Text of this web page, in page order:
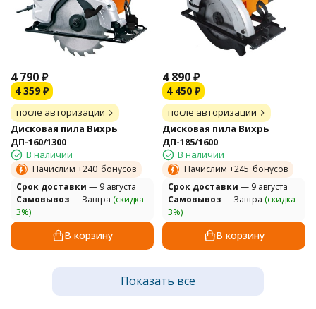
4 790₽
4 359 ₽
после авторизации
Дисковая пила Вихрь
ДП-160/1300
В наличии
Начислим +240 бонусов
Cрок доставки — 9 августа
Самовывоз— Завтра (скидка
3%)
В корзину
4 890₽
4 450 ₽
после авторизации
Дисковая пила Вихрь
ДП-185/1600
В наличии
Начислим +245 бонусов
Cрок доставки — 9 августа
Самовывоз— Завтра (скидка
3%)
В корзину
Показать все